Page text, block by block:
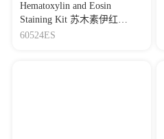
Hematoxylin and Eosin
Staining Kit 苏木素伊红
（H&E）染色试剂盒
60524ES